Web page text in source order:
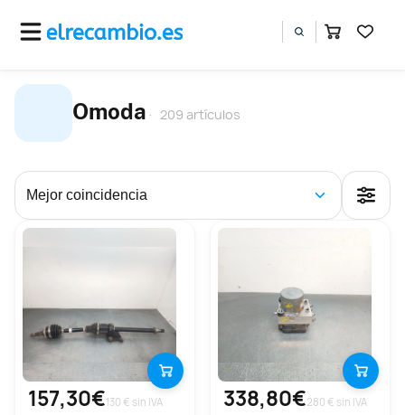
Omoda 209 artículos
157,30€130 € sin IVA 338,80€280 € sin IVA